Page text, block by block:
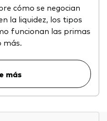
cómo se negocian
la liquidez, los tipos
funcionan las primas
más.
más